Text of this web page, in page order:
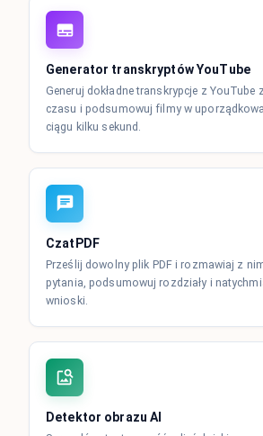
Generator transkryptów YouTube
Generuj dokładne transkrypcje z YouTube
czasu i podsumowuj filmy w
ciągu kilku sekund.
CzatPDF
Prześlij dowolny plik PDF i rozmawiaj z
pytania, podsumowuj rozdziały i
wnioski.
Detektor obrazu AI